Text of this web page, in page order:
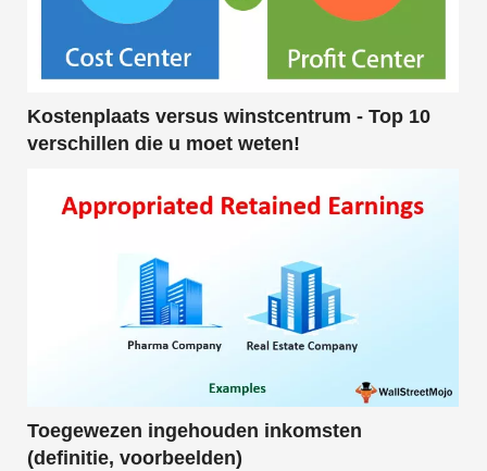
Kostenplaats versus winstcentrum - Top 10
verschillen die u moet weten!
Toegewezen ingehouden inkomsten
(definitie, voorbeelden)